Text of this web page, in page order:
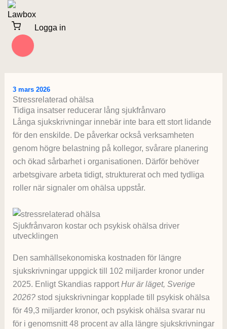
Logga in
Hoppa
innehåll
3 mars 2026
Stressrelaterad ohälsa
Tidiga insatser reducerar lång sjukfrånvaro
Långa sjukskrivningar innebär inte bara ett stort lidande
för den enskilde. De påverkar också verksamheten
genom högre belastning på kollegor, svårare planering
och ökad sårbarhet i organisationen. Därför behöver
arbetsgivare arbeta tidigt, strukturerat och med tydliga
roller när signaler om ohälsa uppstår.
Sjukfrånvaron kostar och psykisk ohälsa driver
utvecklingen
Den samhällsekonomiska kostnaden för längre
sjukskrivningar uppgick till 102 miljarder kronor under
2025. Enligt Skandias rapportHur är läget, Sverige
2026?stod sjukskrivningar kopplade till psykisk ohälsa
för 49,3 miljarder kronor, och psykisk ohälsa svarar nu
för i genomsnitt 48 procent av alla längre sjukskrivningar